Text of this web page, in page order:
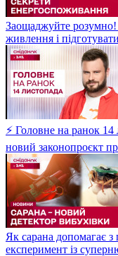
Заощаджуйте
живлення і
⚡ Головне на ранок
новий законопроєкт
Як сарана допомагає
експеримент із